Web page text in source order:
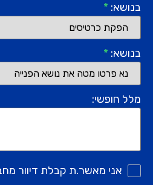
בנושא: *
בנושא: *
מלל חופשי:
אני מאשר.ת קבלת דיוור